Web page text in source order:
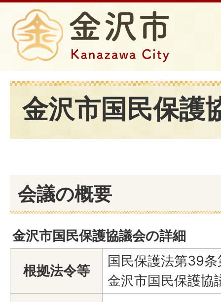
金沢市国民保護
会議の概要
金沢市国民保護協議会の詳細
根拠法令等
国民保護法第39条
金沢市国民保護協